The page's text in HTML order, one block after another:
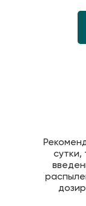
сутки,